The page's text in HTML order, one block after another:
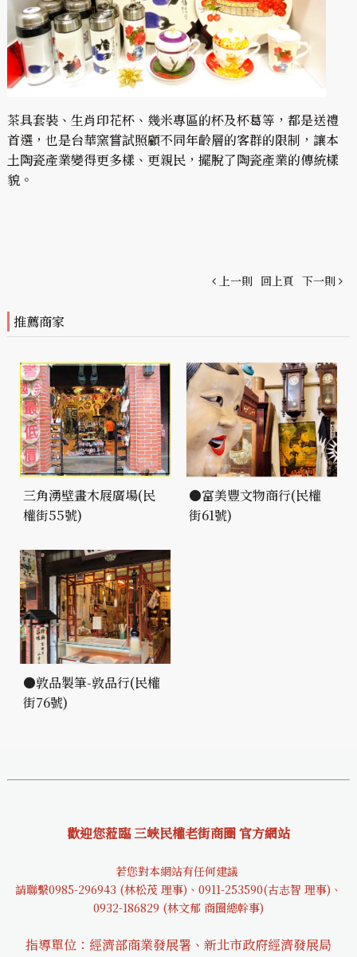
茶具套裝、生肖印花杯、幾米專區的杯及杯葛等，都是送禮
首選，也是台華窯嘗試照顧不同年齡層的客群的限制，讓本
土陶瓷產業變得更多樣、更親民，擺脫了陶瓷產業的傳統樣
貌。
上一則 回上頁 下一則
推薦商家
三角湧壁畫木屐廣場(民
權街55號)
●富美豐文物商行(民權
街61號)
●敦品製筆-敦品行(民權
街76號)
歡迎您蒞臨 三峽民權老街商圈 官方網站
若您對本網站有任何建議
請聯繫0985-296943 (林松茂 理事)、0911-253590(古志智 理事)、
0932-186829 (林文郁 商圈總幹事)
指導單位：經濟部商業發展署、新北市政府經濟發展局